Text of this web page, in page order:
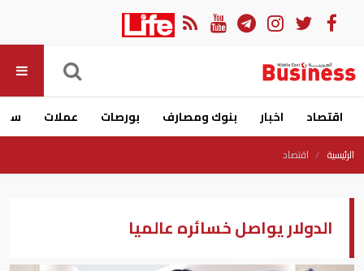
اقتصاد اخبار بنوك ومصارف بورصات عملات
الرئيسية اقتصاد
الدولار يواصل خسائره عالميا